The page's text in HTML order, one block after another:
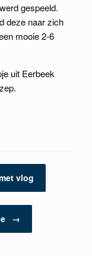
gespeeld.
deze naar zich
mooie 2-6
uit Eerbeek
vlog
→